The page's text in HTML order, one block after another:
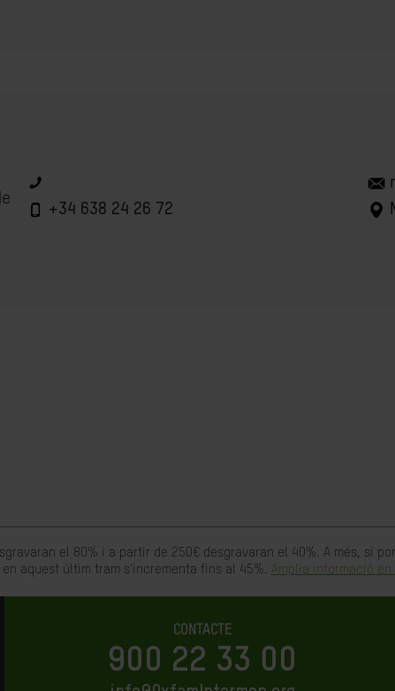
+34 638 24 26 72
el 80% i a partir de 250€ desgravaran el 40%. A més, si
aquest últim tram s'incrementa fins al 45%. Amplia informació
CONTACTE
900 22 33 00